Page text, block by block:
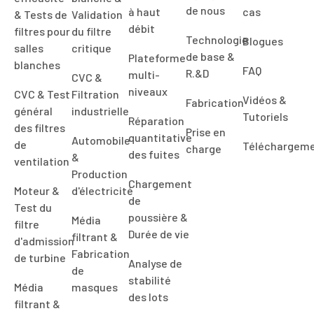
& Tests de
filtres pour
salles
blanches
CVC & Test
général
des filtres
de
ventilation
Moteur &
Test du
filtre
d'admission
de turbine
Média
filtrant &
Validation
du filtre
critique
CVC &
Filtration
industrielle
Automobile
&
Production
d'électricité
Média
filtrant &
Fabrication
de
masques
à haut
débit
Plateforme
multi-
niveaux
Réparation
quantitative
des fuites
Chargement
de
poussière &
Durée de vie
Analyse de
stabilité
des lots
de nous
Technologie
de base &
R.&D
Fabrication
Prise en
charge
cas
Blogues
FAQ
Vidéos &
Tutoriels